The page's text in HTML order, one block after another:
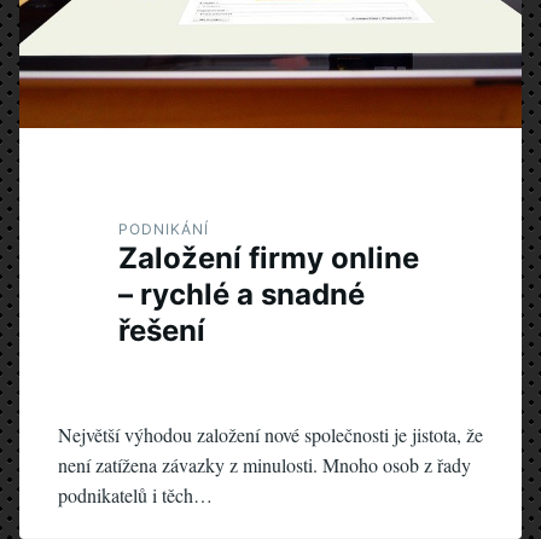
PODNIKÁNÍ
Založení firmy online
– rychlé a snadné
řešení
Největší výhodou založení nové společnosti je jistota, že
není zatížena závazky z minulosti. Mnoho osob z řady
podnikatelů i těch…